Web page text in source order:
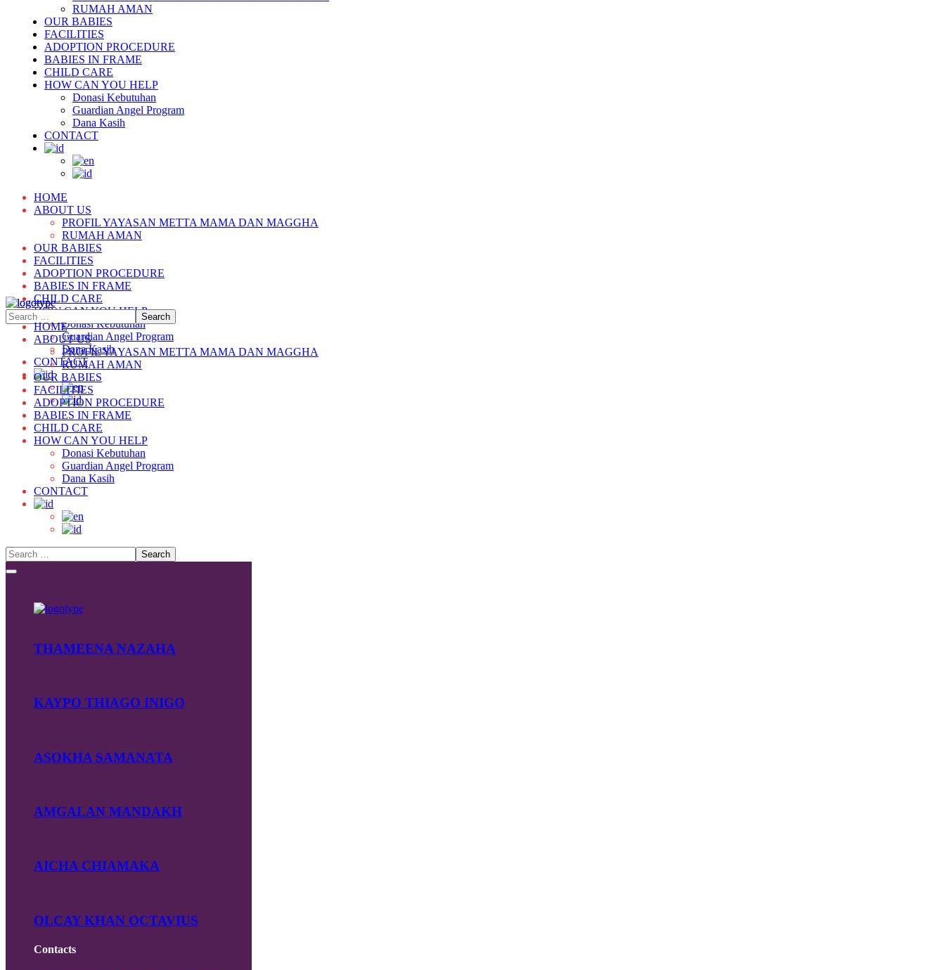
RUMAH AMAN
OUR BABIES
FACILITIES
ADOPTION PROCEDURE
BABIES IN FRAME
CHILD CARE
HOW CAN YOU HELP
Donasi Kebutuhan
Guardian Angel Program
Dana Kasih
CONTACT
HOME
ABOUT US
PROFIL YAYASAN METTA MAMA DAN MAGGHA
RUMAH AMAN
OUR BABIES
FACILITIES
ADOPTION PROCEDURE
BABIES IN FRAME
CHILD CARE
HOW CAN YOU HELP
Donasi Kebutuhan
Guardian Angel Program
Dana Kasih
CONTACT
HOME
ABOUT US
PROFIL YAYASAN METTA MAMA DAN MAGGHA
RUMAH AMAN
OUR BABIES
FACILITIES
ADOPTION PROCEDURE
BABIES IN FRAME
CHILD CARE
HOW CAN YOU HELP
Donasi Kebutuhan
Guardian Angel Program
Dana Kasih
CONTACT
THAMEENA NAZAHA
KAYPO THIAGO INIGO
ASOKHA SAMANATA
AMGALAN MANDAKH
AICHA CHIAMAKA
OLCAY KHAN OCTAVIUS
Contacts